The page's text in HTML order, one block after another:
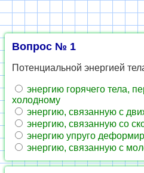
Вопрос № 1
Потенциальной энергией
энергию горячего тела,
холодному
энергию, связанную с
энергию, связанную со
энергию упруго
энергию, связанную с